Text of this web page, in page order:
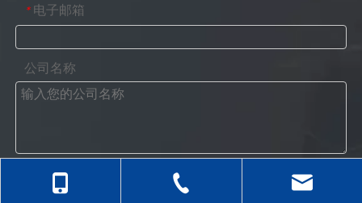
* 电子邮箱
公司名称